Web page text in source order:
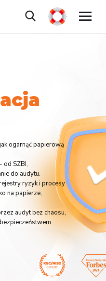
acja
ogarnąć papierową
od SZBI,
do audytu.
ryzyk i procesy
na papierze,
audyt bez chaosu,